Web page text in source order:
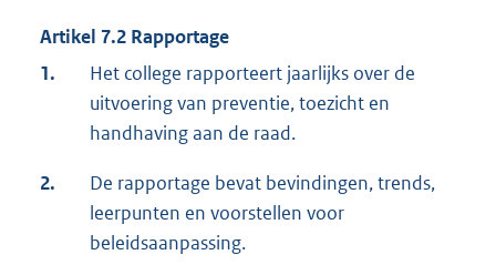
Artikel 7.2 Rapportage
1.
Het college rapporteert jaarlijks over de
uitvoering van preventie, toezicht en
handhaving aan de raad.
2.
De rapportage bevat bevindingen, trends,
leerpunten en voorstellen voor
beleidsaanpassing.